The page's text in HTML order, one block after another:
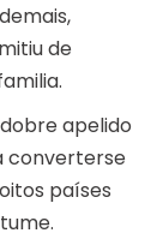
de
apelido
converterse
países